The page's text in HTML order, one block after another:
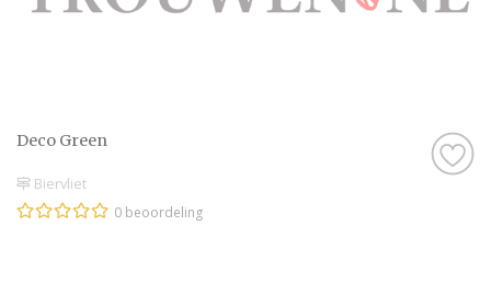
Deco Green
Biervliet
0 beoordeling